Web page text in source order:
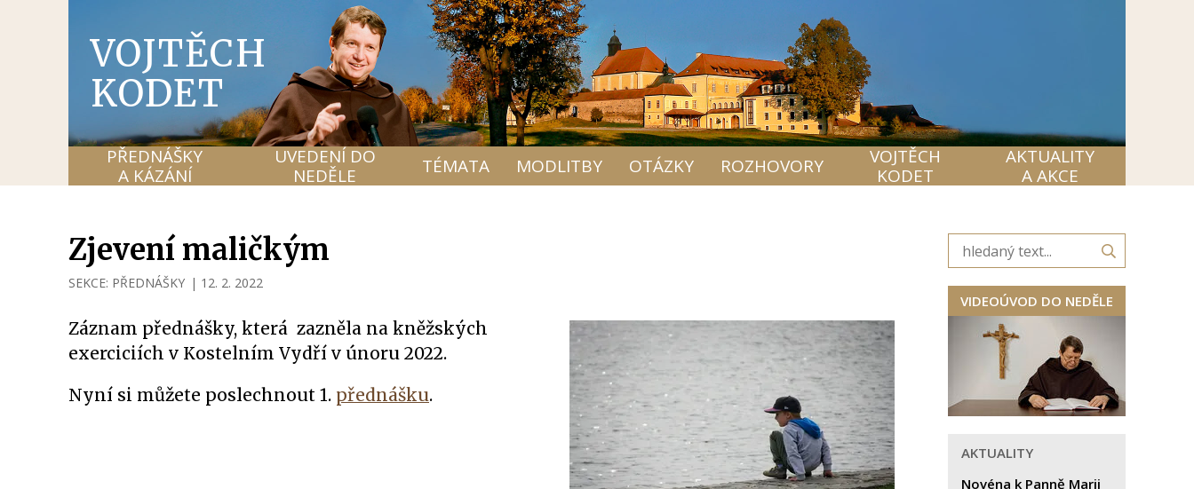
VOJTĚCH
KODET
PŘEDNÁŠKY
A KÁZÁNÍ
UVEDENÍ DO
NEDĚLE
TÉMATA MODLITBY OTÁZKY ROZHOVORY
VOJTĚCH
KODET
AKTUALITY
A AKCE
Zjevení maličkým
SEKCE: PŘEDNÁŠKY | 12. 2. 2022
Záznam přednášky, která zazněla na kněžských
exerciciích v Kostelním Vydří v únoru 2022.
Nyní si můžete poslechnout 1. přednášku.
VIDEOÚVOD DO NEDĚLE
AKTUALITY
Novéna k Panně Marii